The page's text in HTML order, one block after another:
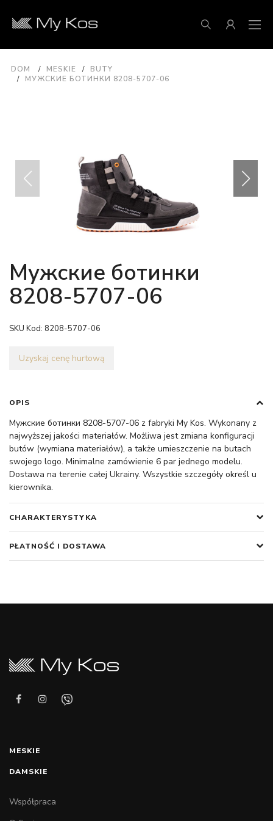
DOM MESKIE
BUTY
МУЖСКИЕ БОТИНКИ 8208-5707-06
Мужские ботинки
8208-5707-06
SKU Kod: 8208-5707-06
Uzyskaj cenę hurtową
OPIS
Мужские ботинки 8208-5707-06 z fabryki My Kos. Wykonany z
najwyższej jakości materiałów. Możliwa jest zmiana konfiguracji
butów (wymiana materiałów), a także umieszczenie na butach
swojego logo. Minimalne zamówienie 6 par jednego modelu.
Dostawa na terenie całej Ukrainy. Wszystkie szczegóły określ u
kierownika.
CHARAKTERYSTYKA
PŁATNOŚĆ I DOSTAWA
MESKIE
DAMSKIE
Współpraca